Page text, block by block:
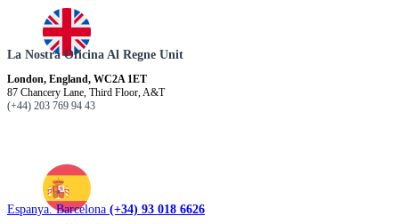
La Nostra Oficina Al Regne Unit
London, England, WC2A 1ET
87 Chancery Lane, Third Floor, A&T
(+44) 203 769 94 43
Espanya. Barcelona (+34) 93 018 6626